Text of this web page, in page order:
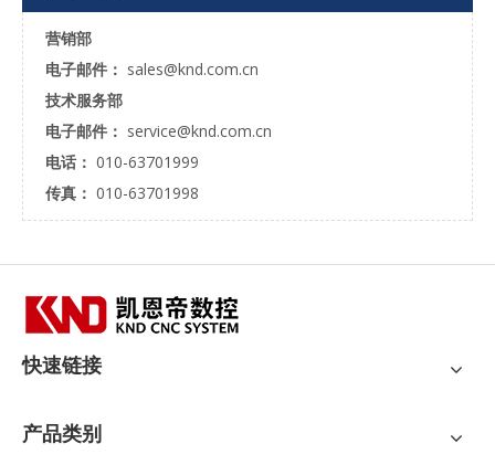
营销部
电子邮件： sales@knd.com.cn
技术服务部
电子邮件： service@knd.com.cn
电话： 010-63701999
传真： 010-63701998
快速链接
产品类别